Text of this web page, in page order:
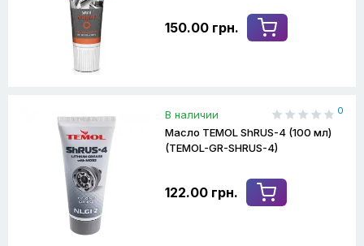
150.00 грн.
В наличии 0
Масло TEMOL ShRUS-4 (100 мл)
(TEMOL-GR-SHRUS-4)
122.00 грн.